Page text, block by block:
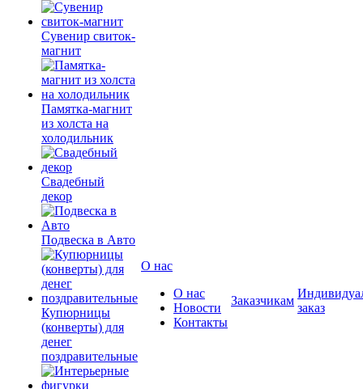
Сувенир свиток-
магнит
Памятка-магнит
из холста на
холодильник
Свадебный
декор
Подвеска в Авто
Купюрницы
(конверты) для
денег
поздравительные
О нас
О нас
Новости
Контакты
Заказчикам
заказ